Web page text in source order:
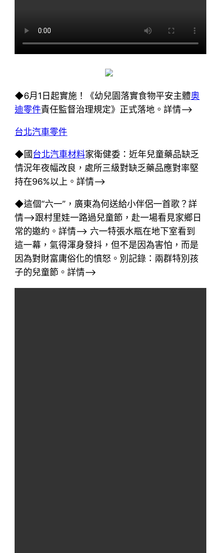
◆6月1日起實施！《幼兒園落實食物平安主體奧
迪零件責任監督治理規定》正式落地。詳情–>
台北汽車零件
◆國台北汽車材料家衛健委：近年兒童藥品缺乏
情況年夜幅改良，處所三級對缺乏藥品應對率堅
持在96%以上。詳情–>
◆這個“六一”，廣東為何送給小伴侶一首歌？詳
情–>跟村里娃一路過兒童節，赴一場看見家鄉日
常的邀約。詳情–> 六一特張水瓶在地下室看到
這一幕，氣得渾身發抖，但不是因為害怕，而是
因為對財富庸俗化的憤怒。別記錄：兩群特別孩
子的兒童節。詳情–>